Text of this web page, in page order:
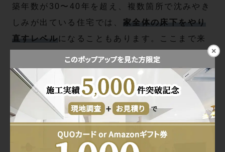
築年数が30〜40年を超え、複数箇所で沈みやき
しみが出ている住宅では、 家全体の床下をやり
直すレベル になることもあります。ここまで来
ると、部分補修を繰り返すより、一度スパッと
全面改修した方が長期的には安くなるケースも
多いです。
工事のスケール
面積
目安
費用の
目安(税
込)
比較の目安
×